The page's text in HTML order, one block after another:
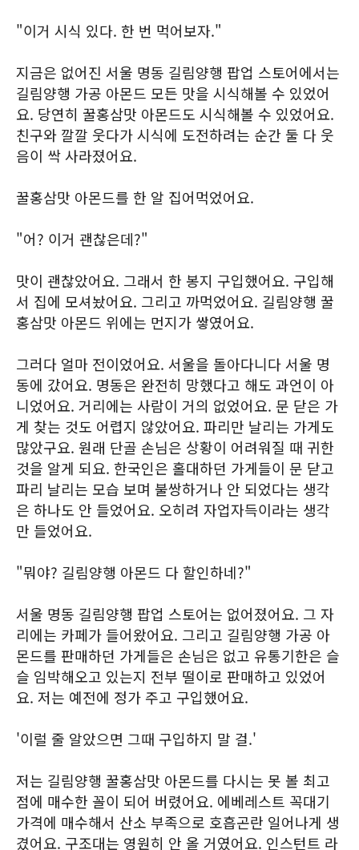
"이거 시식 있다. 한 번 먹어보자."
지금은 없어진 서울 명동 길림양행 팝업 스토어에서는
길림양행 가공 아몬드 모든 맛을 시식해볼 수 있었어
요. 당연히 꿀홍삼맛 아몬드도 시식해볼 수 있었어요.
친구와 깔깔 웃다가 시식에 도전하려는 순간 둘 다 웃
음이 싹 사라졌어요.
꿀홍삼맛 아몬드를 한 알 집어먹었어요.
"어? 이거 괜찮은데?"
맛이 괜찮았어요. 그래서 한 봉지 구입했어요. 구입해
서 집에 모셔놨어요. 그리고 까먹었어요. 길림양행 꿀
홍삼맛 아몬드 위에는 먼지가 쌓였어요.
그러다 얼마 전이었어요. 서울을 돌아다니다 서울 명
동에 갔어요. 명동은 완전히 망했다고 해도 과언이 아
니었어요. 거리에는 사람이 거의 없었어요. 문 닫은 가
게 찾는 것도 어렵지 않았어요. 파리만 날리는 가게도
많았구요. 원래 단골 손님은 상황이 어려워질 때 귀한
것을 알게 되요. 한국인은 홀대하던 가게들이 문 닫고
파리 날리는 모습 보며 불쌍하거나 안 되었다는 생각
은 하나도 안 들었어요. 오히려 자업자득이라는 생각
만 들었어요.
"뭐야? 길림양행 아몬드 다 할인하네?"
서울 명동 길림양행 팝업 스토어는 없어졌어요. 그 자
리에는 카페가 들어왔어요. 그리고 길림양행 가공 아
몬드를 판매하던 가게들은 손님은 없고 유통기한은 슬
슬 임박해오고 있는지 전부 떨이로 판매하고 있었어
요. 저는 예전에 정가 주고 구입했어요.
'이럴 줄 알았으면 그때 구입하지 말 걸.'
저는 길림양행 꿀홍삼맛 아몬드를 다시는 못 볼 최고
점에 매수한 꼴이 되어 버렸어요. 에베레스트 꼭대기
가격에 매수해서 산소 부족으로 호흡곤란 일어나게 생
겼어요. 구조대는 영원히 안 올 거였어요. 인스턴트 라